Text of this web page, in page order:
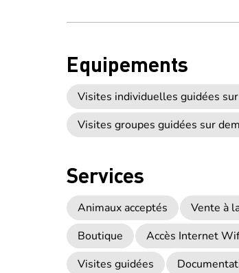
Equipements
Visites individuelles guidées
Visites groupes guidées sur
Services
Animaux acceptés Vente à
Boutique
Accès Internet
Visites guidées